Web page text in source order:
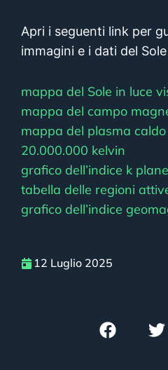
Apri i seguenti link per
immagini e i dati del
mappa del Sole in luce
mappa del campo
mappa del plasma
20.000.000 kelvin
grafico dell’indice k
tabella delle regioni
grafico dell’indice
12 Luglio 2025